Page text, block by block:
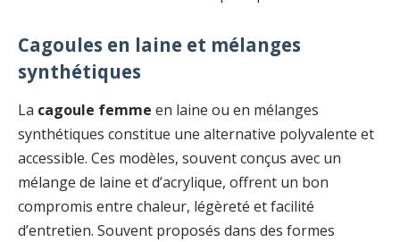
Cagoules en laine et mélanges
synthétiques
La cagoule femme en laine ou en mélanges
synthétiques constitue une alternative polyvalente et
accessible. Ces modèles, souvent conçus avec un
mélange de laine et d’acrylique, offrent un bon
compromis entre chaleur, légèreté et facilité
d’entretien. Souvent proposés dans des formes